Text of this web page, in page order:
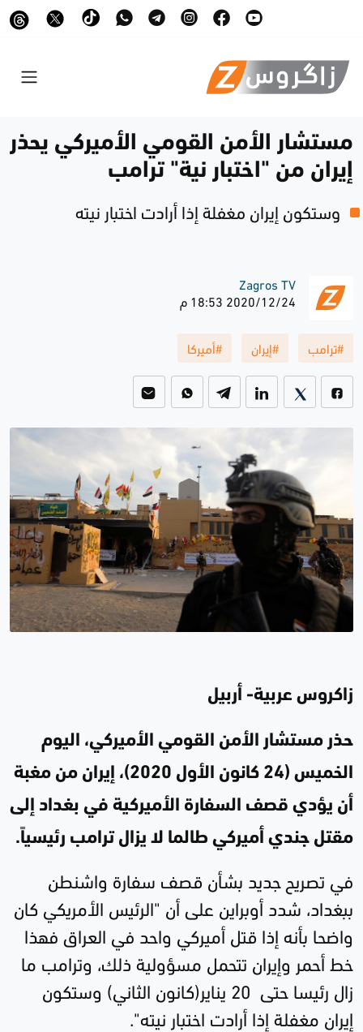
مستشار الأمن القومي الأميركي يحذر
إيران من "اختبار نية" ترامب
وستكون إيران مغفلة إذا أرادت اختبار نيته
Zagros TV
2020/12/24 18:53 م
#ترامب #إيران #أميركا
زاكروس عربية- أربيل
حذر مستشار الأمن القومي الأميركي، اليوم
الخميس (24 كانون الأول 2020)، إيران من مغبة
أن يؤدي قصف السفارة الأميركية في بغداد إلى
مقتل جندي أميركي طالما لا يزال ترامب رئيسياً.
في تصريح جديد بشأن قصف سفارة واشنطن
ببغداد، شدد أوبراين على أن "الرئيس الأمريكي كان
واضحا بأنه إذا قتل أميركي واحد في العراق فهذا
خط أحمر وإيران تتحمل مسؤولية ذلك، وترامب ما
زال رئيسا حتى 20 يناير(كانون الثاني) وستكون
إيران مغفلة إذا أرادت اختبار نيته"
.